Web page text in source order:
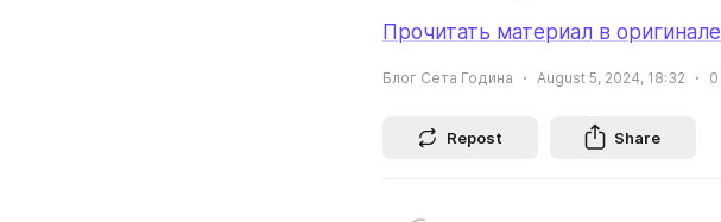
Прочитать материал в оригинале
Блог Сета Година August 5, 2024, 18:32 0
Repost Share